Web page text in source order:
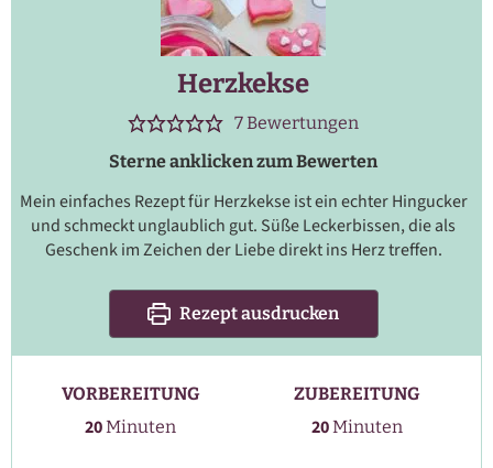
Herzkekse
7Bewertungen
Sterne anklicken zum Bewerten
Mein einfaches Rezept für Herzkekse ist ein echter Hingucker
und schmeckt unglaublich gut. Süße Leckerbissen, die als
Geschenk im Zeichen der Liebe direkt ins Herz treffen.
Rezept ausdrucken
VORBEREITUNG
20Minuten
Minuten
ZUBEREITUNG
20Minuten
Minuten